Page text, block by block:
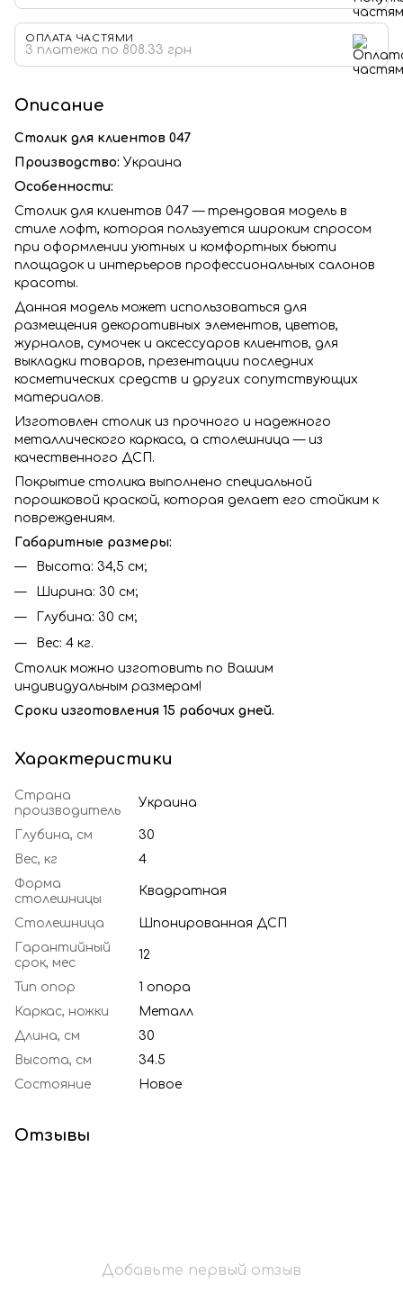
ОПЛАТА ЧАСТЯМИ
3 платежа по 808.33 грн
Описание
Столик для клиентов 047
Производство: Украина
Особенности:
Столик для клиентов 047 — трендовая модель в
стиле лофт, которая пользуется широким спросом
при оформлении уютных и комфортных бьюти
площадок и интерьеров профессиональных салонов
красоты.
Данная модель может использоваться для
размещения декоративных элементов, цветов,
журналов, сумочек и аксессуаров клиентов, для
выкладки товаров, презентации последних
косметических средств и других сопутствующих
материалов.
Изготовлен столик из прочного и надежного
металлического каркаса, а столешница — из
качественного ДСП.
Покрытие столика выполнено специальной
порошковой краской, которая делает его стойким к
повреждениям.
Габаритные размеры:
Высота: 34,5 см;
Ширина: 30 см;
Глубина: 30 см;
Вес: 4 кг.
Столик можно изготовить по Вашим
индивидуальным размерам!
Сроки изготовления 15 рабочих дней.
Характеристики
Страна
производитель
Украина
Глубина, см
30
Вес, кг
4
Форма
столешницы
Квадратная
Столешница
Шпонированная ДСП
Гарантийный
срок, мес
12
Тип опор
1 опора
Каркас, ножки
Металл
Длина, см
30
Высота, см
34.5
Состояние
Новое
Отзывы
Добавьте первый отзыв